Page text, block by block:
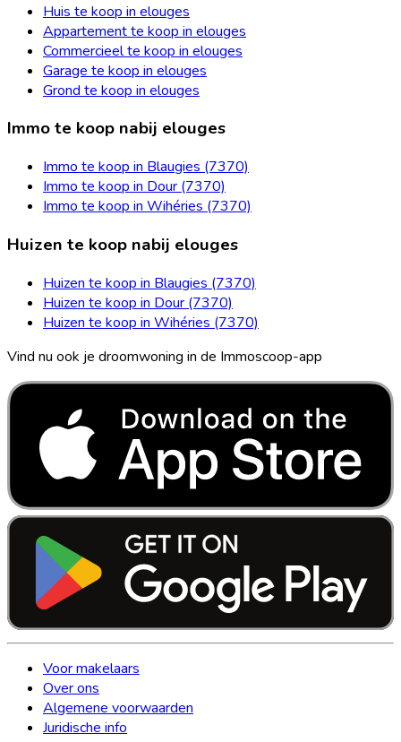
Huis te koop in elouges
Appartement te koop in elouges
Commercieel te koop in elouges
Garage te koop in elouges
Grond te koop in elouges
Immo te koop nabij elouges
Immo te koop in Blaugies (7370)
Immo te koop in Dour (7370)
Immo te koop in Wihéries (7370)
Huizen te koop nabij elouges
Huizen te koop in Blaugies (7370)
Huizen te koop in Dour (7370)
Huizen te koop in Wihéries (7370)
Vind nu ook je droomwoning in de Immoscoop-app
Voor makelaars
Over ons
Algemene voorwaarden
Juridische info